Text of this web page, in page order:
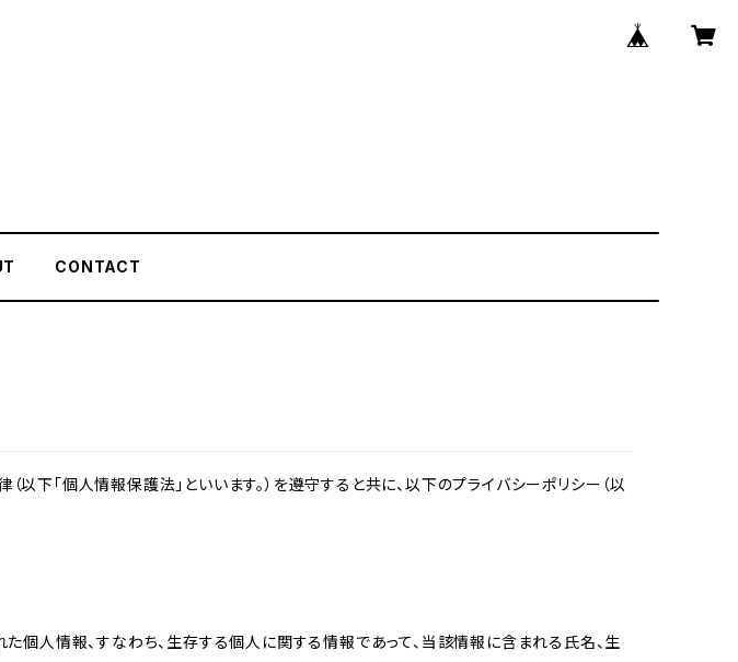
CONTACT
下「個人情報保護法」といいます。）を遵守すると共に、以下のプライバシーポリシー（以
個人情報、すなわち、生存する個人に関する情報であって、当該情報に含まれる氏名、生